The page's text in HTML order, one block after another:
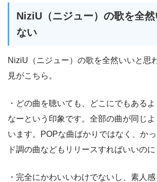
NiziU（ニジュー）の歌を全
ない
NiziU（ニジュー）の歌を全然いいと思
見がこちら。
・どの曲を聴いても、どこにでもある
なーという印象です。全部の曲が同じ
います。POPな曲ばかりではなく、か
ド調の曲などもリリースすればいいのに
・完全にかわいいわけでないし、素人